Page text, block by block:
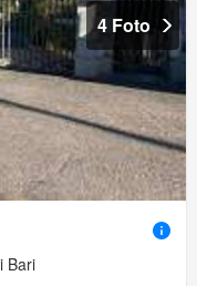
4 Foto
Bari